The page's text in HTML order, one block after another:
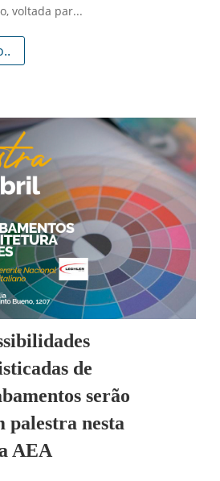
voltada par...
de
serão
palestra nesta
AEA